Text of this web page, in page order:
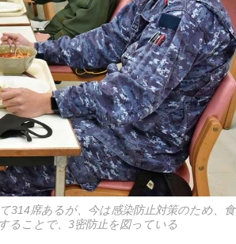
314席あるが、今は感染防止対策のため、食
ることで、3密防止を図っている